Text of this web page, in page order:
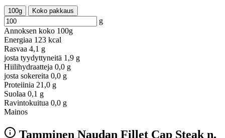
100g Koko pakkaus
g
Annoksen koko 100g
Energiaa 123 kcal
Rasvaa 4,1 g
josta tyydyttyneitä 1,9 g
Hiilihydraatteja 0,0 g
josta sokereita 0,0 g
Proteiinia 21,0 g
Suolaa 0,1 g
Ravintokuitua 0,0 g
Mainos
Tamminen Naudan Fillet Cap Steak n.